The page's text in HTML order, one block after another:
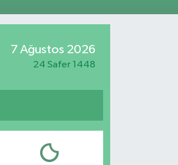
7 Ağustos 2026
24 Safer 1448